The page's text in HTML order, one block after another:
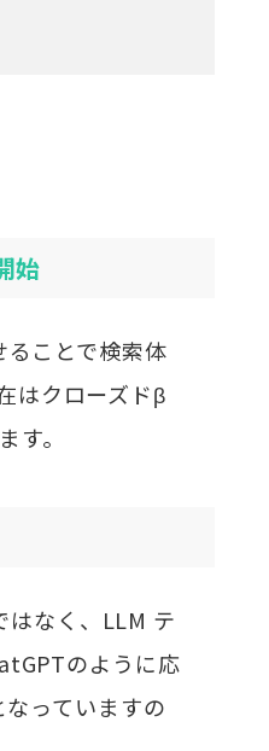
始
ことで検索体
はクローズドβ
す。
はなく、LLM テ
のように応
っていますの